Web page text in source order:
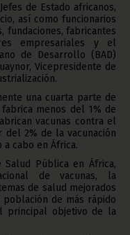
de Estado africanos,
así como funcionarios
fundaciones, fabricantes
empresariales y el
de Desarrollo (BAD)
Vicepresidente de
una cuarta parte de
menos del 1% de
vacunas contra el
del 2% de la vacunación
a cabo en África.
Pública en África,
de vacunas, la
de salud mejorados
de más rápido
principal objetivo de la